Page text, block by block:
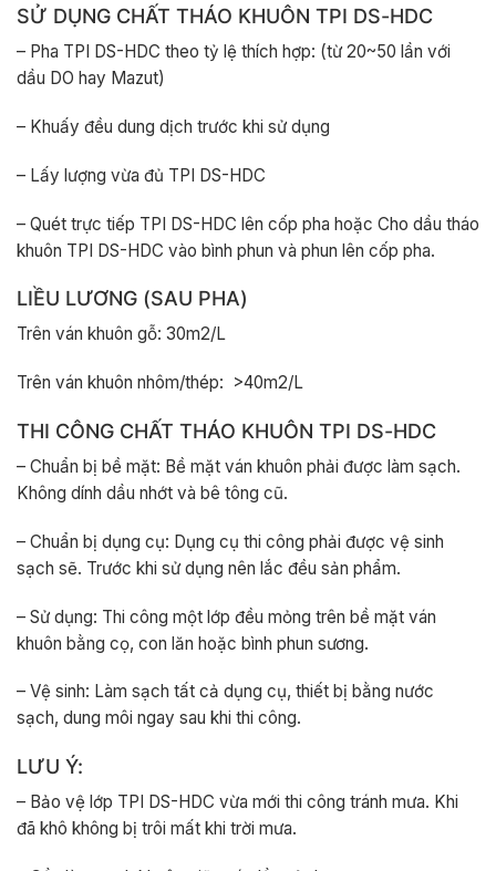
SỬ DỤNG CHẤT THÁO KHUÔN TPI DS-HDC
– Pha TPI DS-HDC theo tỷ lệ thích hợp: (từ 20~50 lần với
dầu DO hay Mazut)
– Khuấy đều dung dịch trước khi sử dụng
– Lấy lượng vừa đủ TPI DS-HDC
– Quét trực tiếp TPI DS-HDC lên cốp pha hoặc Cho dầu tháo
khuôn TPI DS-HDC vào bình phun và phun lên cốp pha.
LIỀU LƯƠNG (SAU PHA)
Trên ván khuôn gỗ: 30m2/L
Trên ván khuôn nhôm/thép: >40m2/L
THI CÔNG CHẤT THÁO KHUÔN TPI DS-HDC
– Chuẩn bị bề mặt: Bề mặt ván khuôn phải được làm sạch.
Không dính dầu nhớt và bê tông cũ.
– Chuẩn bị dụng cụ: Dụng cụ thi công phải được vệ sinh
sạch sẽ. Trước khi sử dụng nên lắc đều sản phẩm.
– Sử dụng: Thi công một lớp đều mỏng trên bề mặt ván
khuôn bằng cọ, con lăn hoặc bình phun sương.
– Vệ sinh: Làm sạch tất cả dụng cụ, thiết bị bằng nước
sạch, dung môi ngay sau khi thi công.
LƯU Ý:
– Bảo vệ lớp TPI DS-HDC vừa mới thi công tránh mưa. Khi
đã khô không bị trôi mất khi trời mưa.